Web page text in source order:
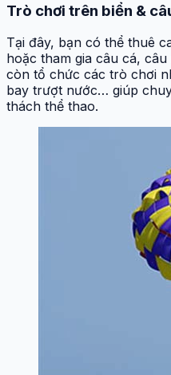
Trò chơi trên biển &
Tại đây, bạn có thể thuê
hoặc tham gia câu cá,
còn tổ chức các trò chơi
bay trượt nước… giúp
thách thể thao.